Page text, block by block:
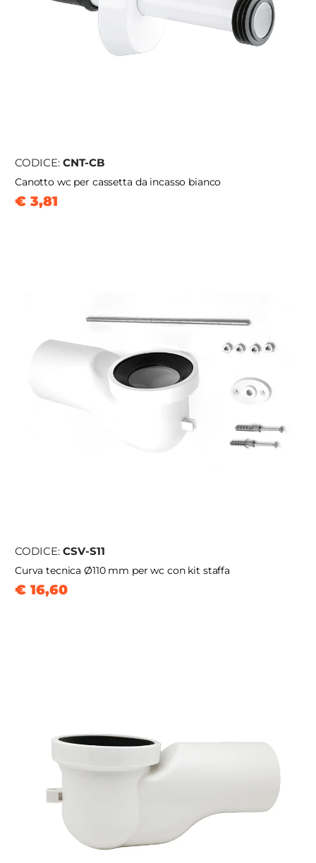
CODICE: CNT-CB
Canotto wc per cassetta da incasso bianco
€ 3,81
CODICE: CSV-S11
Curva tecnica Ø110 mm per wc con kit staffa
€ 16,60